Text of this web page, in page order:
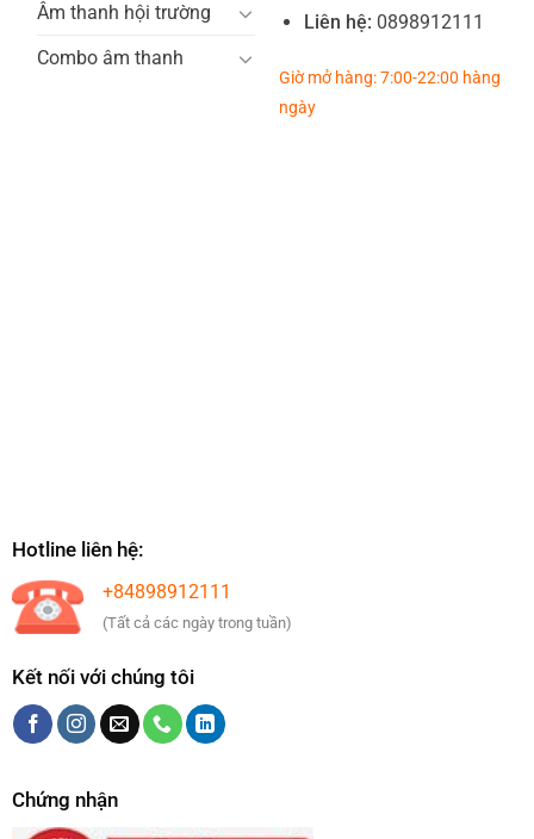
Âm thanh hội trường
Combo âm thanh
Liên hệ: 0898912111
Giờ mở hàng: 7:00-22:00 hàng
ngày
Hotline liên hệ:
+84898912111
(Tất cả các ngày trong tuần)
Kết nối với chúng tôi
Chứng nhận